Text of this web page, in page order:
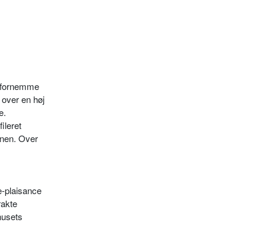
en høj
Over
plaisance